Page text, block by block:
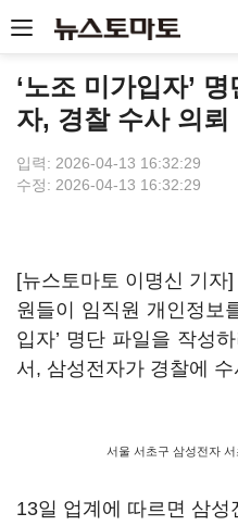
‘노조 미가입자’
자, 경찰 수사 의뢰
입력: 2026-04-13 16:32:29
수정: 2026-04-13 16:32:29
[뉴스토마토 이명신 기자
원들이 임직원 개인정보
입자’ 명단 파일을 작성
서, 삼성전자가 경찰에
서울 서초구 삼성전자
13일 업계에 따르면 삼성